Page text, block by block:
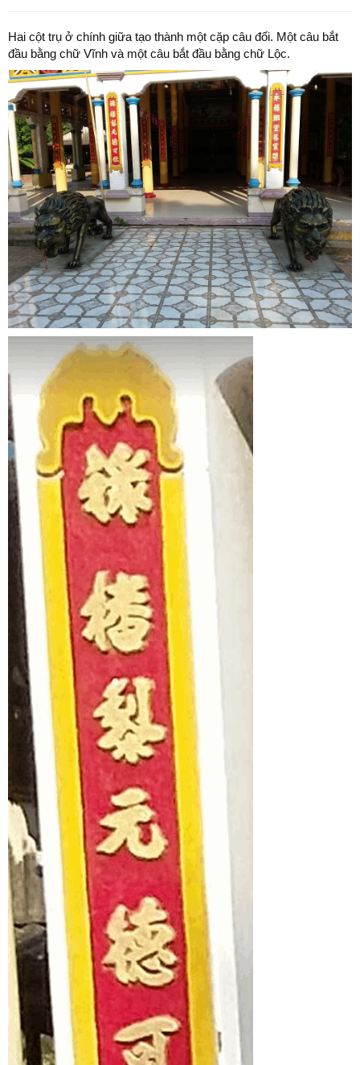
Hai cột trụ ở chính giữa tạo thành một cặp câu đối. Một câu bắt
đầu bằng chữ Vĩnh và một câu bắt đầu bằng chữ Lộc.